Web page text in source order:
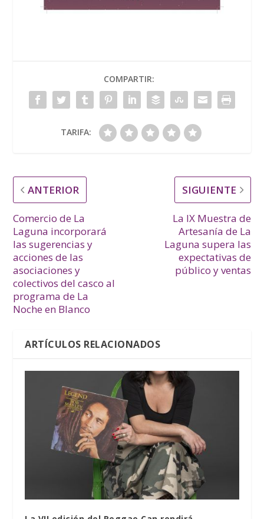
COMPARTIR:
TARIFA:
ANTERIOR
Comercio de La
Laguna incorporará
las sugerencias y
acciones de las
asociaciones y
colectivos del casco al
programa de La
Noche en Blanco
SIGUIENTE
La IX Muestra de
Artesanía de La
Laguna supera las
expectativas de
público y ventas
ARTÍCULOS RELACIONADOS